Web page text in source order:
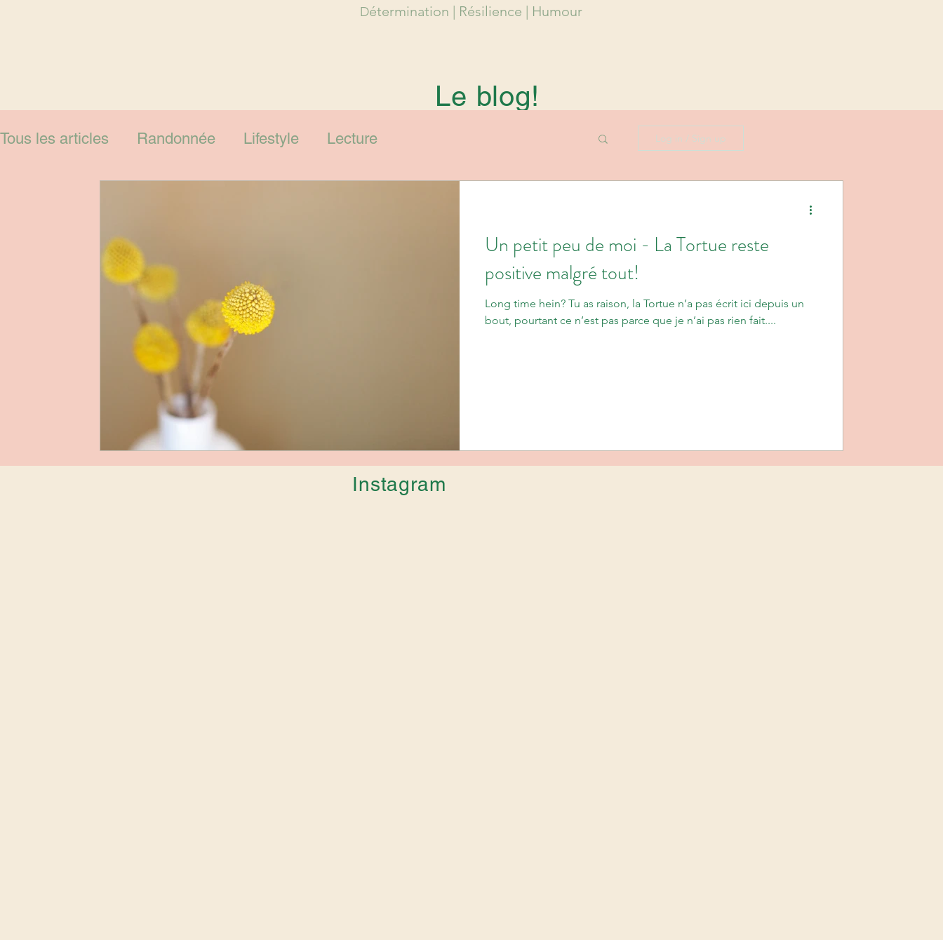
Détermination | Résilience | Humour
Le blog!
Tous les articles Randonnée Lifestyle Lecture Log in / Sign up
Un petit peu de moi - La Tortue reste
positive malgré tout!
Long time hein? Tu as raison, la Tortue n’a pas écrit ici depuis un
bout, pourtant ce n’est pas parce que je n’ai pas rien fait....
Instagram